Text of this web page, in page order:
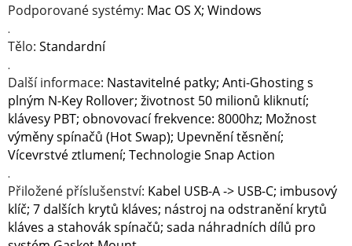
Podporované systémy: Mac OS X; Windows
.
Tělo: Standardní
.
Další informace: Nastavitelné patky; Anti-Ghosting s
plným N-Key Rollover; životnost 50 milionů kliknutí;
klávesy PBT; obnovovací frekvence: 8000hz; Možnost
výměny spínačů (Hot Swap); Upevnění těsnění;
Vícevrstvé ztlumení; Technologie Snap Action
.
Přiložené příslušenství: Kabel USB-A -> USB-C; imbusový
klíč; 7 dalších krytů kláves; nástroj na odstranění krytů
kláves a stahovák spínačů; sada náhradních dílů pro